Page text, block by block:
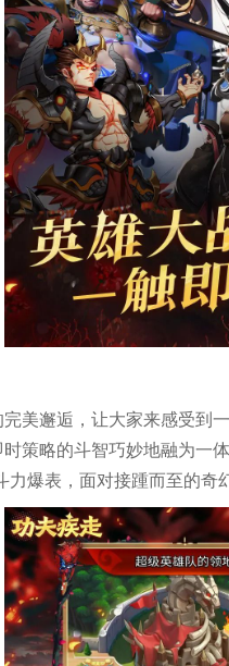
美邂逅，让大家来感受到一
策略的斗智巧妙地融为一体
爆表，面对接踵而至的奇